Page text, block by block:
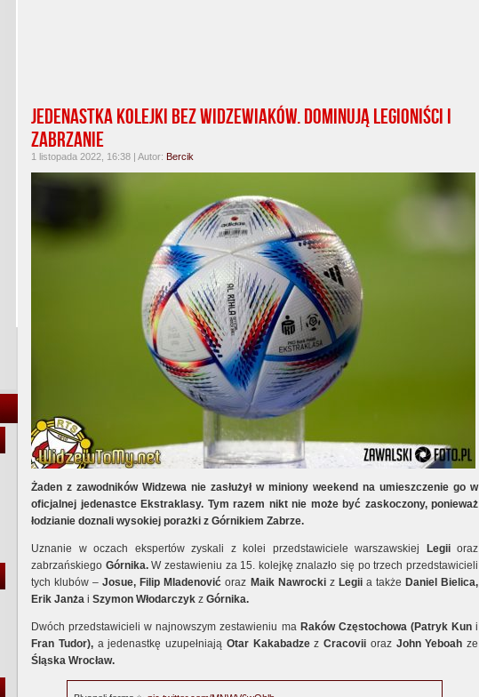
Jedenastka kolejki bez widzewiaków. Dominują legioniści i
zabrzanie
1 listopada 2022, 16:38 | Autor: Bercik
Żaden z zawodników Widzewa nie zasłużył w miniony weekend na umieszczenie go w
oficjalnej jedenastce Ekstraklasy. Tym razem nikt nie może być zaskoczony, ponieważ
łodzianie doznali wysokiej porażki z Górnikiem Zabrze.
Uznanie w oczach ekspertów zyskali z kolei przedstawiciele warszawskiej Legiioraz
zabrzańskiego Górnika.W zestawieniu za 15. kolejkę znalazło się po trzech przedstawicieli
tych klubów –Josue, Filip Mladenović oraz Maik Nawrockiz Legiia także Daniel Bielica,
Erik Janża i Szymon Włodarczyk z Górnika.
Dwóch przedstawicieli w najnowszym zestawieniu ma Raków Częstochowa (Patryk Kuni
Fran Tudor),a jedenastkę uzupełniają Otar Kakabadzez Cracovii oraz John Yeboah ze
Śląska Wrocław.